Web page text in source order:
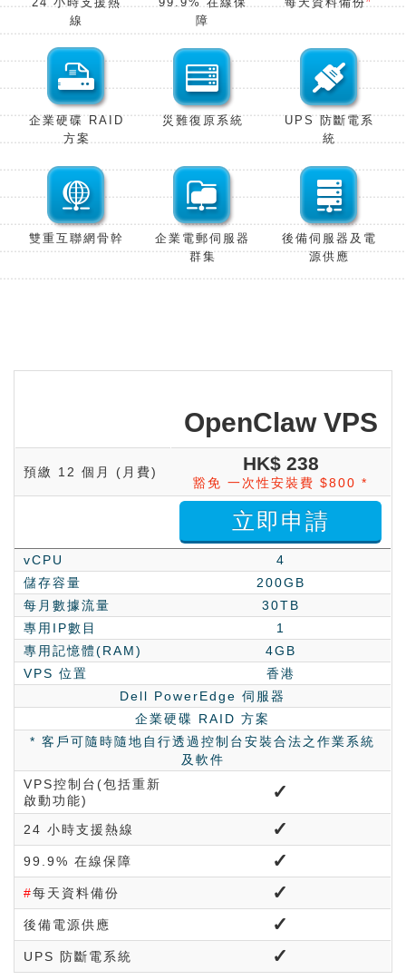
線
障
企業硬碟 RAID
方案
災難復原系統
UPS 防斷電系
統
雙重互聯網骨幹
企業電郵伺服器
群集
後備伺服器及電
源供應
OpenClaw VPS
預繳 12 個月 (月費) HK$ 238
豁免 一次性安裝費 $800 *
立即申請
vCPU
4
儲存容量
200GB
每月數據流量
30TB
專用IP數目
1
專用記憶體(RAM)
4GB
VPS 位置
香港
Dell PowerEdge 伺服器
企業硬碟 RAID 方案
* 客戶可隨時隨地自行透過控制台安裝合法之作業系統
及軟件
VPS控制台(包括重新
啟動功能)
✓
24 小時支援熱線 ✓
99.9% 在線保障 ✓
#每天資料備份 ✓
後備電源供應 ✓
UPS 防斷電系統 ✓